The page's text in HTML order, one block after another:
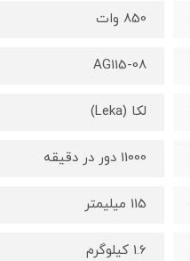
850 وات
AG115-08
لکا (Leka)
11000 دور در دقیقه
115 میلیمتر
1.6 کیلوگرم